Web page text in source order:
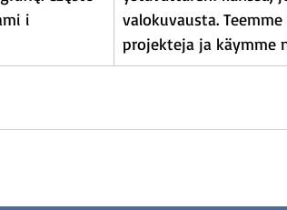
i
valokuvausta.
projekteja ja käymme